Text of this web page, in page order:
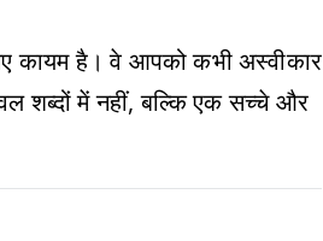
कायम है। वे आपको कभी अस्वीकार
शब्दों में नहीं, बल्कि एक सच्चे और